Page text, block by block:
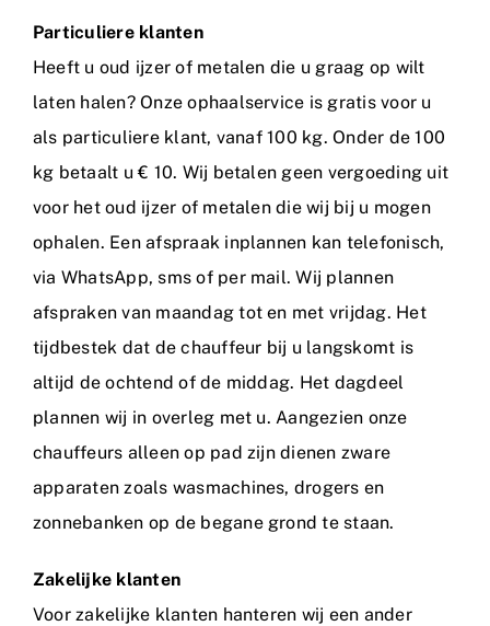
Particuliere klanten
Heeft u oud ijzer of metalen die u graag op wilt
laten halen? Onze ophaalservice is gratis voor u
als particuliere klant, vanaf 100 kg. Onder de 100
kg betaalt u € 10. Wij betalen geen vergoeding uit
voor het oud ijzer of metalen die wij bij u mogen
ophalen. Een afspraak inplannen kan telefonisch,
via WhatsApp, sms of per mail. Wij plannen
afspraken van maandag tot en met vrijdag. Het
tijdbestek dat de chauffeur bij u langskomt is
altijd de ochtend of de middag. Het dagdeel
plannen wij in overleg met u. Aangezien onze
chauffeurs alleen op pad zijn dienen zware
apparaten zoals wasmachines, drogers en
zonnebanken op de begane grond te staan.
Zakelijke klanten
Voor zakelijke klanten hanteren wij een ander